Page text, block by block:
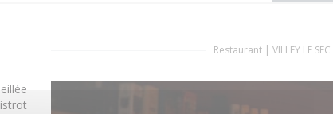
Restaurant | VILLEY LE SEC